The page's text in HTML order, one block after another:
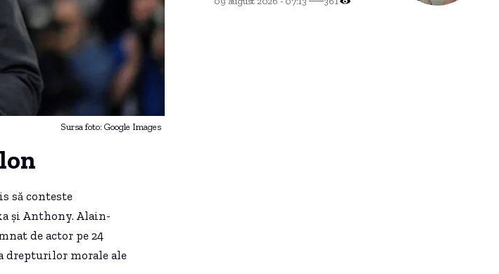
Sursa foto: Google Images
să conteste
și Anthony. Alain-
de actor pe 24
drepturilor morale ale